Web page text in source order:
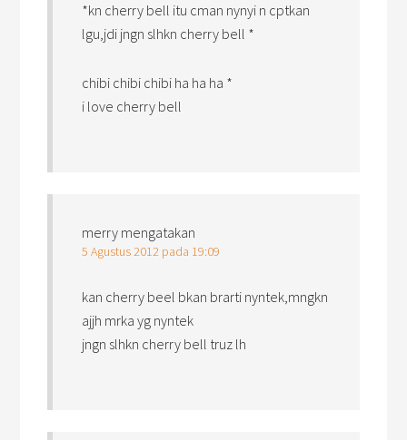
*kn cherry bell itu cman nynyi n cptkan
lgu,jdi jngn slhkn cherry bell *
chibi chibi chibi ha ha ha *
i love cherry bell
merry mengatakan
5 Agustus 2012 pada 19:09
kan cherry beel bkan brarti nyntek,mngkn
ajjh mrka yg nyntek
jngn slhkn cherry bell truz lh